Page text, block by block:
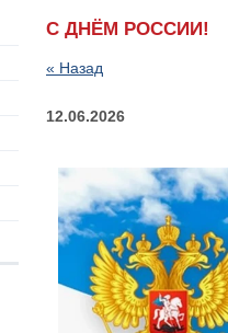
С ДНЁМ РОССИИ!
« Назад
12.06.2026